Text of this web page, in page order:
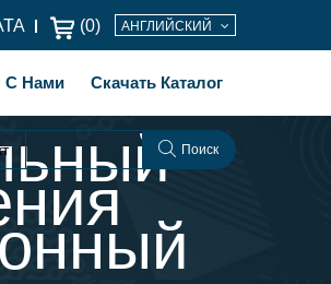
(0) АНГЛИЙСКИЙ
С Нами Скачать Каталог
Поиск